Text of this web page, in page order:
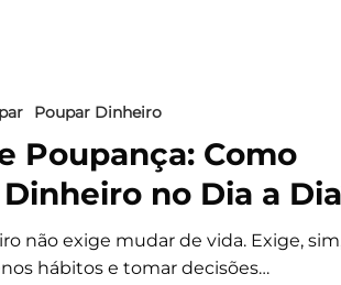
Poupar Dinheiro
Poupança: Como
no Dia a
não exige mudar de vida. Exige,
hábitos e tomar decisões…